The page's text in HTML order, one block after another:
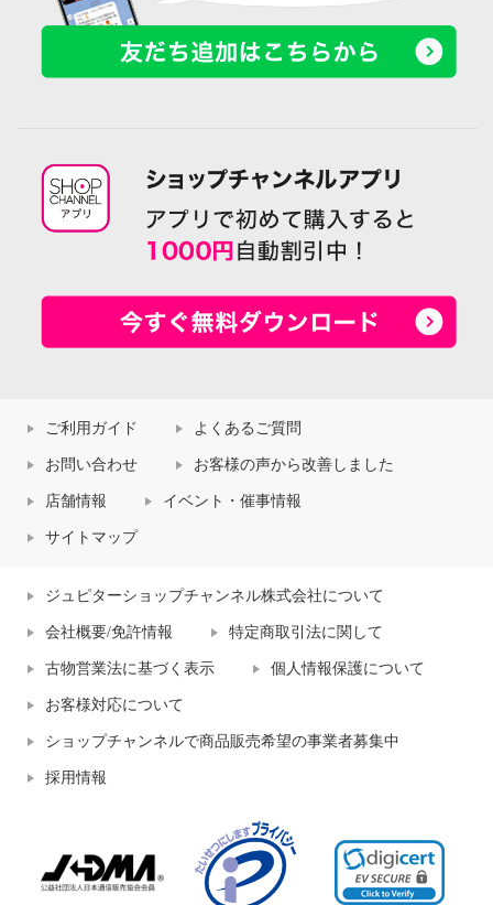
ご利用ガイド よくあるご質問
お問い合わせ お客様の声から改善しました
店舗情報 イベント・催事情報
サイトマップ
ジュピターショップチャンネル株式会社について
会社概要/免許情報 特定商取引法に関して
古物営業法に基づく表示 個人情報保護について
お客様対応について
ショップチャンネルで商品販売希望の事業者募集中
採用情報